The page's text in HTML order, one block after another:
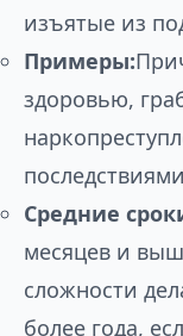
изъятые из
Примеры:
здоровью,
Средние
месяцев и
сложности
более года,